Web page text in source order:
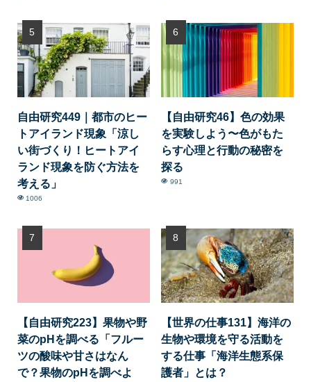
自由研究449｜都市のヒー
トアイランド現象「涼し
い街づくり！ヒートアイ
ランド現象を防ぐ方法を
考える」
1006
【自由研究46】色の効果
を実験しよう〜色がもた
らす心理と行動の秘密を
探る
991
【自由研究223】果物や野
菜のpHを調べる「フルー
ツの酸味や甘さはなん
で？果物のpHを調べよ
【世界の仕事131】海洋の
生物や環境を守る活動を
する仕事「海洋生態系保
護者」とは？